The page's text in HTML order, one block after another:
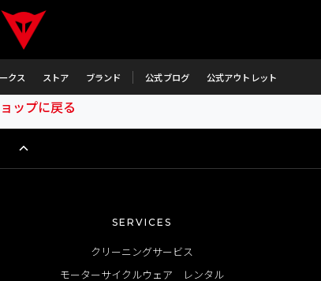
クス ストア ブランド 公式ブログ 公式アウトレット
つかりません
あるか、または既に完売に伴い非表示となりました。
ップに戻る
SERVICES
クリーニングサービス
モーターサイクルウェア レンタル